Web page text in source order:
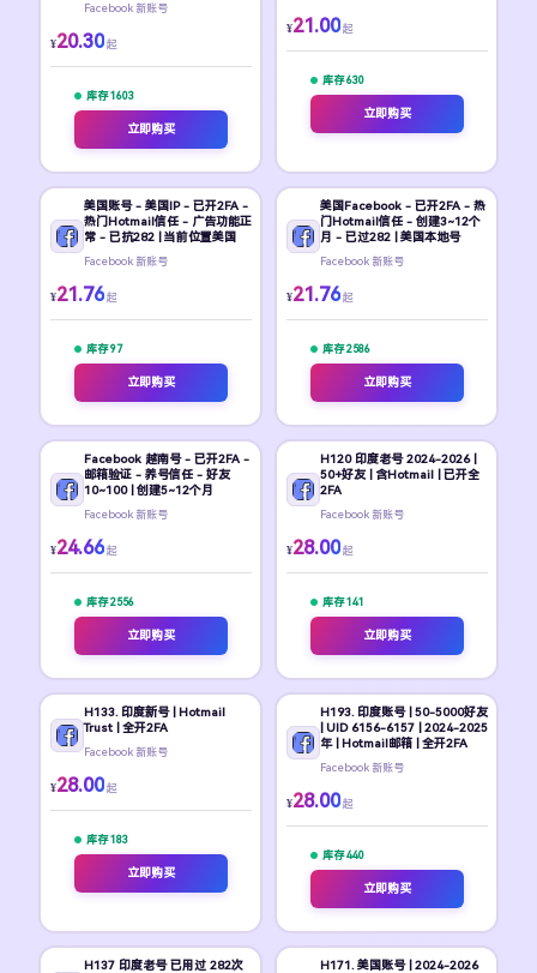
Facebook 新账号
¥20.30 起
库存 1603
立即购买
¥21.00 起
库存 630
立即购买
美国账号 - 美国IP - 已开2FA -
热门Hotmail信任 - 广告功能正
常 - 已抗282 | 当前位置美国
Facebook 新账号
¥21.76 起
库存 97
立即购买
美国Facebook - 已开2FA - 热
门Hotmail信任 - 创建3~12个
月 - 已过282 | 美国本地号
Facebook 新账号
¥21.76 起
库存 2586
立即购买
Facebook 越南号 - 已开2FA -
邮箱验证 - 养号信任 - 好友
10~100 | 创建5~12个月
Facebook 新账号
¥24.66 起
库存 2556
立即购买
H120 印度老号 2024-2026 |
50+好友 | 含Hotmail | 已开全
2FA
Facebook 新账号
¥28.00 起
库存 141
立即购买
H133. 印度新号 | Hotmail
Trust | 全开2FA
Facebook 新账号
¥28.00 起
库存 183
立即购买
H193. 印度账号 | 50-5000好友
| UID 6156-6157 | 2024-2025
年 | Hotmail邮箱 | 全开2FA
Facebook 新账号
¥28.00 起
库存 440
立即购买
H137 印度老号 已用过 282次
H171. 美国账号 | 2024-2026